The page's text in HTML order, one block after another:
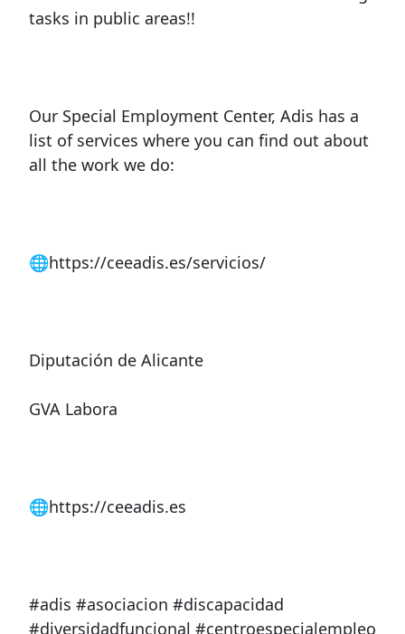
tasks in public areas!!
Our Special Employment Center, Adis has a
list of services where you can find out about
all the work we do:
🌐https://ceeadis.es/servicios/
Diputación de Alicante
GVA Labora
🌐https://ceeadis.es
#adis #asociacion #discapacidad
#diversidadfuncional #centroespecialempleo